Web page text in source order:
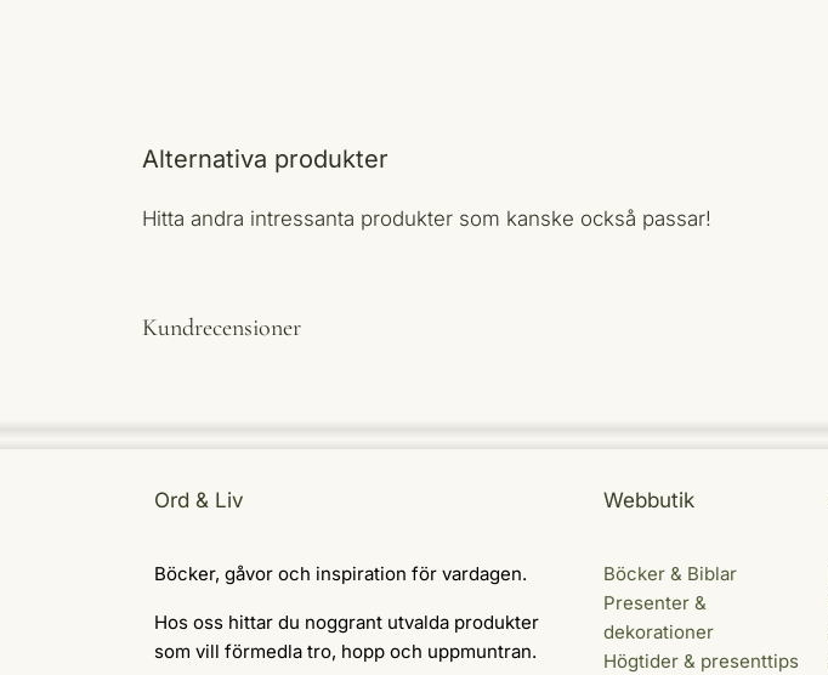
Alternativa produkter
Hitta andra intressanta produkter som kanske också passar!
Kundrecensioner
Ord & Liv
Böcker, gåvor och inspiration för vardagen.
Hos oss hittar du noggrant utvalda produkter
som vill förmedla tro, hopp och uppmuntran.
Webbutik
Böcker & Biblar
Presenter &
dekorationer
Högtider & presenttips